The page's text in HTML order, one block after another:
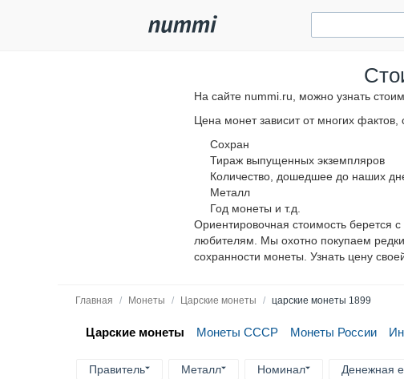
На сайте nummi.ru, можно узнать
Цена монет зависит от многих
Сохран
Тираж выпущенных экземпляров
Количество, дошедшее до наших
Металл
Год монеты и т.д.
Ориентировочная стоимость берется
любителям. Мы охотно покупаем
сохранности монеты. Узнать цену
Главная / Монеты / Царские монеты / царские монеты 1899
Царские монеты Монеты СССР Монеты России
Правитель Металл Номинал Денежная